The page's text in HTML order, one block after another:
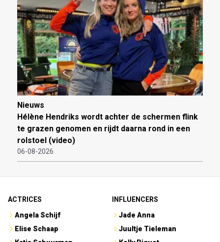
Nieuws
Hélène Hendriks wordt achter de schermen flink
te grazen genomen en rijdt daarna rond in een
rolstoel (video)
06-08-2026
ACTRICES
Angela Schijf
Elise Schaap
INFLUENCERS
Jade Anna
Juultje Tieleman